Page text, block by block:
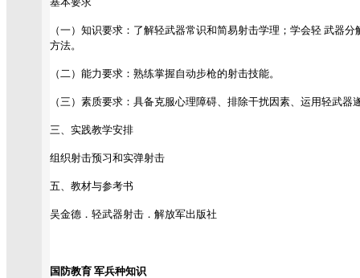
（一）知识要求：了解轻武器常识和简易射击学理；学会轻 武器
方法。
（二）能力要求：熟练掌握自动步枪的射击技能。
（三）素质要求：具备克服心理障碍、排除干扰因素、运用轻武器
三、实践教学安排
组织射击预习和实弹射击
五、教材与参考书
吴金德．轻武器射击．解放军出版社
国防教育 军兵种知识